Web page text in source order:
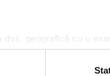
geografică cu o
activ după
dvs. personale și